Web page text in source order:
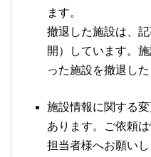
ます。
撤退した施設は、
開）しています。
った施設を撤退し
施設情報に関する
あります。ご依頼
担当者様へお願いし